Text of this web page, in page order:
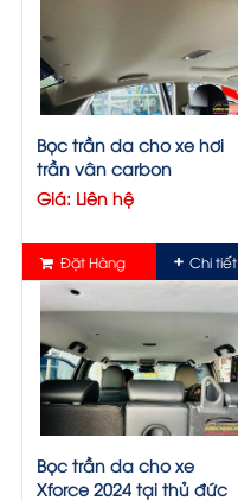
Bọc trần da cho xe hơi
trần vân carbon
Giá: Liên hệ
Đặt Hàng Chi tiết
Bọc trần da cho xe
Xforce 2024 tại thủ đức